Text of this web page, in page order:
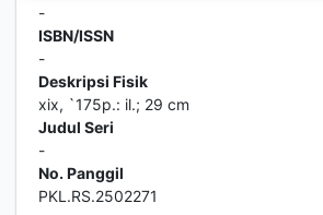
-
ISBN/ISSN
-
Deskripsi Fisik
xix, `175p.: il.; 29 cm
Judul Seri
-
No. Panggil
PKL.RS.2502271